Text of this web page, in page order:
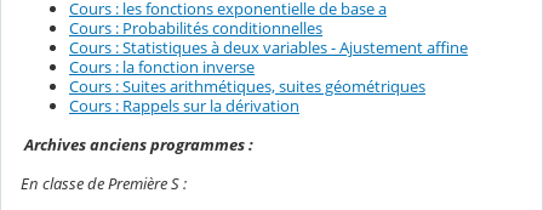
Cours : les fonctions exponentielle de base a
Cours : Probabilités conditionnelles
Cours : Statistiques à deux variables - Ajustement affine
Cours : la fonction inverse
Cours : Suites arithmétiques, suites géométriques
Cours : Rappels sur la dérivation
Archives anciens programmes :
En classe de Première S :